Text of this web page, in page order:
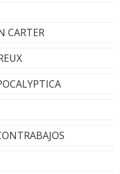
CARTER